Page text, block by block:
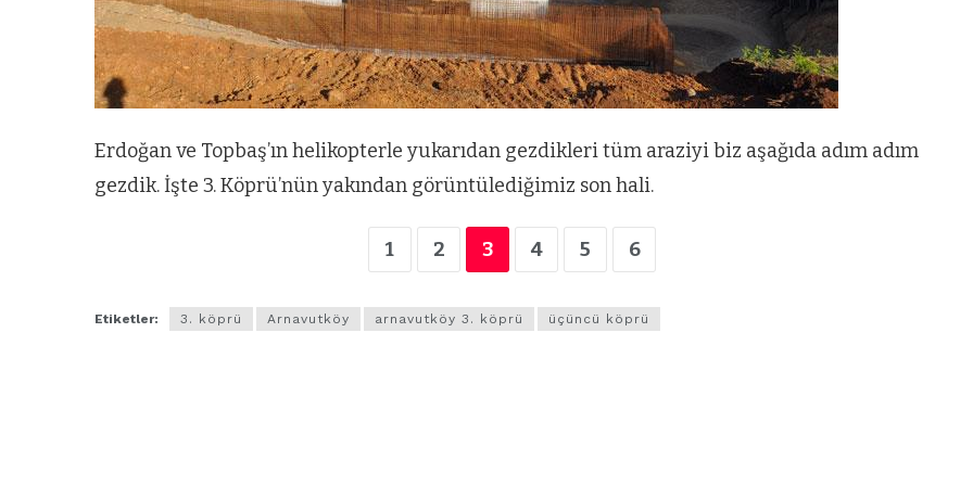
Erdoğan ve Topbaş’ın helikopterle yukarıdan gezdikleri tüm araziyi biz aşağıda adım adım
gezdik. İşte 3. Köprü’nün yakından görüntülediğimiz son hali.
1 2 3 4 5 6
Etiketler: 3. köprü Arnavutköy arnavutköy 3. köprü üçüncü köprü